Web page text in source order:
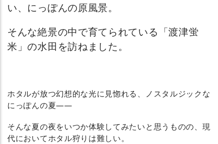
い、にっぽんの原風景。
そんな絶景の中で育てられている「渡津蛍
米」の水田を訪ねました。
ホタルが放つ幻想的な光に見惚れる、ノスタルジックな
にっぽんの夏――
そんな夏の夜をいつか体験してみたいと思うものの、現
代においてホタル狩りは難しい。